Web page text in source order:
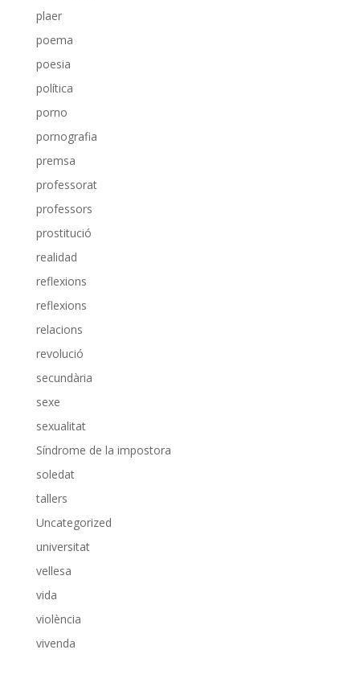
plaer
poema
poesia
política
porno
pornografia
premsa
professorat
professors
prostitució
realidad
reflexions
reflexions
relacions
revolució
secundària
sexe
sexualitat
Síndrome de la impostora
soledat
tallers
Uncategorized
universitat
vellesa
vida
violència
vivenda